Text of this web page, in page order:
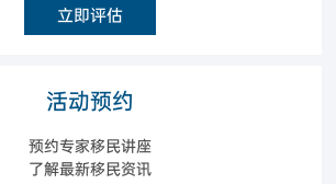
立即评估
活动预约
预约专家移民讲座
了解最新移民资讯